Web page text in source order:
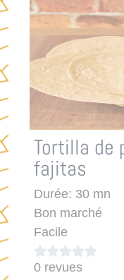
Tortilla de
fajitas
Durée: 30 mn
Bon marché
Facile

0 revues